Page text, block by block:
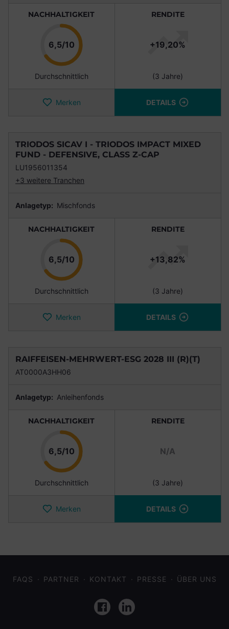
NACHHALTIGKEIT
6,5/10Punkte
Durchschnittlich
RENDITE
+19,20%
(3 Jahre)
Merken DETAILS
TRIODOS SICAV I - TRIODOS IMPACT MIXED
FUND - DEFENSIVE, CLASS Z-CAP
LU1956011354
+3 weitere Tranchen
Anlagetyp: Mischfonds
NACHHALTIGKEIT
6,5/10Punkte
Durchschnittlich
RENDITE
+13,82%
(3 Jahre)
Merken DETAILS
RAIFFEISEN-MEHRWERT-ESG 2028 III (R)(T)
AT0000A3HH06
Anlagetyp: Anleihenfonds
NACHHALTIGKEIT
6,5/10Punkte
Durchschnittlich
RENDITE
N/A
(3 Jahre)
Merken DETAILS
FAQS PARTNER KONTAKT PRESSE ÜBER UNS
FacebookLinkedIn